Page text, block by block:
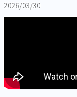
2026/03/30